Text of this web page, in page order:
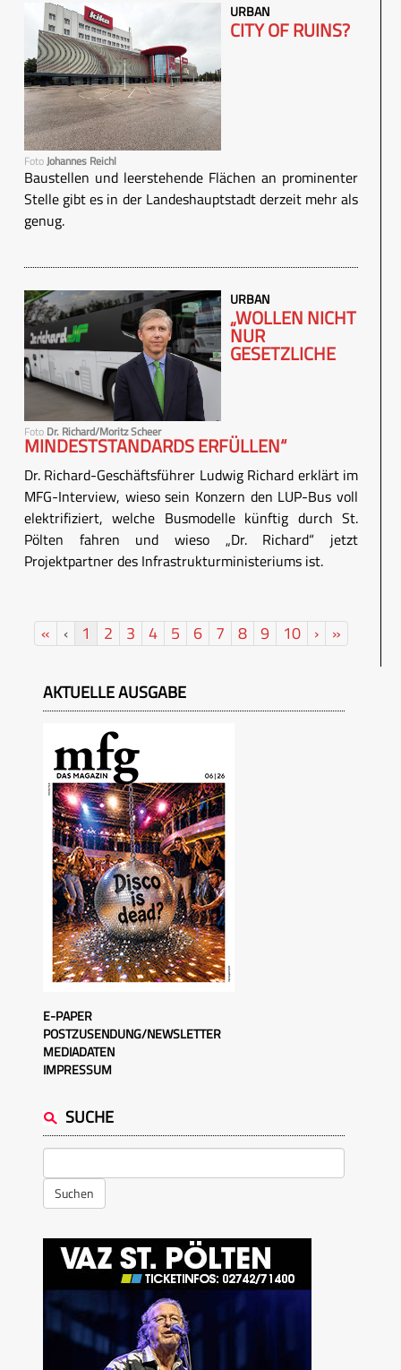
FotoJohannes Reichl
URBAN
CITY OF RUINS?
Baustellen und leerstehende Flächen an prominenter
Stelle gibt es in der Landeshauptstadt derzeit mehr als
genug.
Foto Dr. Richard/Moritz Scheer
URBAN
„WOLLEN NICHT
NUR
GESETZLICHE
MINDESTSTANDARDS ERFÜLLEN“
Dr. Richard-Geschäftsführer Ludwig Richard erklärt im
MFG-Interview, wieso sein Konzern den LUP-Bus voll
elektrifiziert, welche Busmodelle künftig durch St.
Pölten fahren und wieso „Dr. Richard“ jetzt
Projektpartner des Infrastrukturministeriums ist.
« ‹ 1 2 3 4 5 6 7 8 9 10 › »
AKTUELLE AUSGABE
E-PAPER
POSTZUSENDUNG/NEWSLETTER
MEDIADATEN
IMPRESSUM
SUCHE
Suchen